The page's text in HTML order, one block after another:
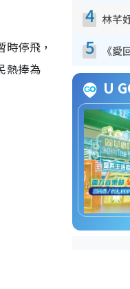
停飛，
熱捧為
4
5
U